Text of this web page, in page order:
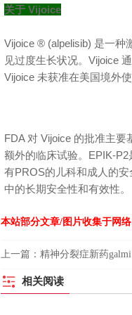
关于 Vijoice
Vijoice ®​​ (alpelisib) 是一种
见过度生长状况。Vijoice
Vijoice 未获准在美国境外使
FDA 对 Vijoice 的批准主
额外的临床试验。EPIK-
有PROS的儿科和成人的
中的长期安全性和有效性。
本站部分文章/图片收集于网
上一篇： 精神分裂症新药
相关阅读